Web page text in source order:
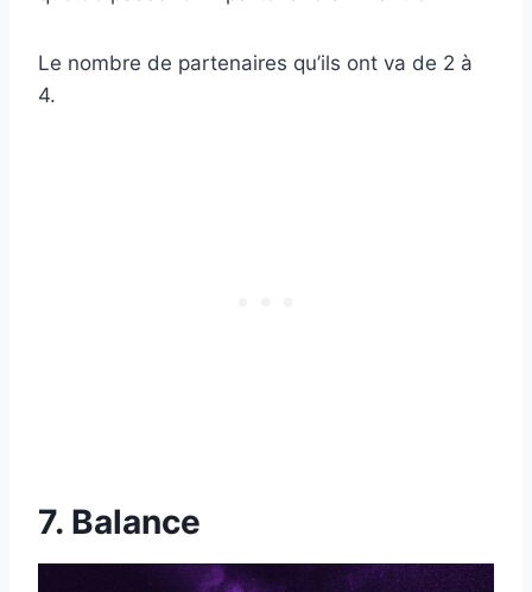
Le nombre de partenaires qu’ils ont va de 2 à
4.
7. Balance